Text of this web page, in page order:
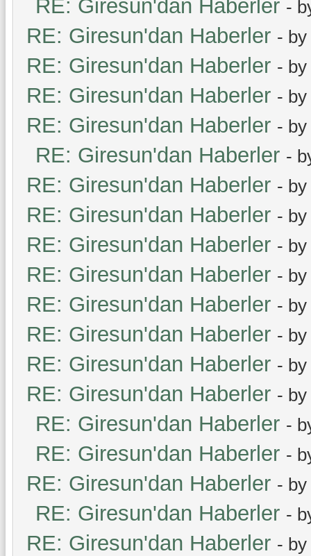
RE: Giresun'dan Haberler -
RE: Giresun'dan Haberler - by
RE: Giresun'dan Haberler - by
RE: Giresun'dan Haberler - by
RE: Giresun'dan Haberler - by
RE: Giresun'dan Haberler -
RE: Giresun'dan Haberler - by
RE: Giresun'dan Haberler - by
RE: Giresun'dan Haberler - by
RE: Giresun'dan Haberler - by
RE: Giresun'dan Haberler - by
RE: Giresun'dan Haberler - by
RE: Giresun'dan Haberler - by
RE: Giresun'dan Haberler - by
RE: Giresun'dan Haberler -
RE: Giresun'dan Haberler -
RE: Giresun'dan Haberler - by
RE: Giresun'dan Haberler -
RE: Giresun'dan Haberler - by